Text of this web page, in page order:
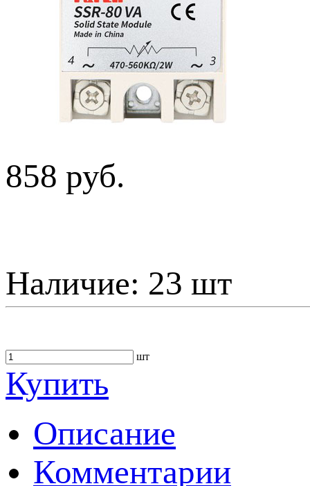
858 руб.
Наличие: 23 шт
шт
Купить
Описание
Комментарии